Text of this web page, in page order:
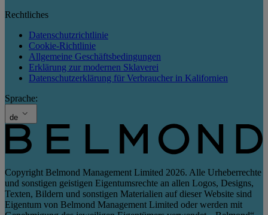
Rechtliches
Datenschutzrichtlinie
Cookie-Richtlinie
Allgemeine Geschäftsbedingungen
Erklärung zur modernen Sklaverei
Datenschutzerklärung für Verbraucher in Kalifornien
Sprache:
de
Copyright Belmond Management Limited 2026. Alle Urheberrechte
und sonstigen geistigen Eigentumsrechte an allen Logos, Designs,
Texten, Bildern und sonstigen Materialien auf dieser Website sind
Eigentum von Belmond Management Limited oder werden mit